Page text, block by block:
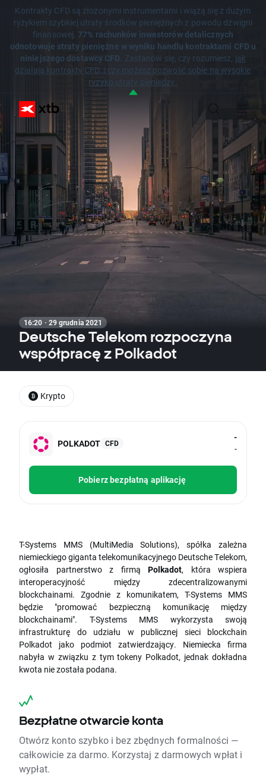
Kontrakty CFD są złożonymi instrumentami i wiążą się z dużym
ryzykiem szybkiej utraty środków pieniężnych z powodu dźwigni
finansowej.77% rachunków inwestorów detalicznych
odnotowuje straty pieniężne w wyniku handlu kontraktami CFD u
niniejszego dostawcy CFD. Zastanów się, czy rozumiesz, jak
działają kontrakty CFD, i czy możesz pozwolić sobie na wysokie
ryzyko utraty pieniędzy.
16:20 · 29 grudnia 2021
Deutsche Telekom rozpoczyna
współpracę z Polkadot
POLKADOT CFD
-
-
Pobierz bezpłatną aplikację
T-Systems MMS (MultiMedia Solutions), spółka zależna
niemieckiego giganta telekomunikacyjnego Deutsche Telekom,
ogłosiła partnerstwo z firmą Polkadot, która wspiera
interoperacyjność między zdecentralizowanymi
blockchainami. Zgodnie z komunikatem, T-Systems MMS
będzie "promować bezpieczną komunikację między
blockchainami". T-Systems MMS wykorzysta swoją
infrastrukturę do udziału w publicznej sieci blockchain
Polkadot jako podmiot zatwierdzający. Niemiecka firma
nabyła w związku z tym tokeny Polkadot, jednak dokładna
kwota nie została podana.
Bezpłatne otwarcie konta
Otwórz konto szybko i bez zbędnych formalności —
całkowicie za darmo. Korzystaj z darmowych wpłat i
wypłat.
Krypto